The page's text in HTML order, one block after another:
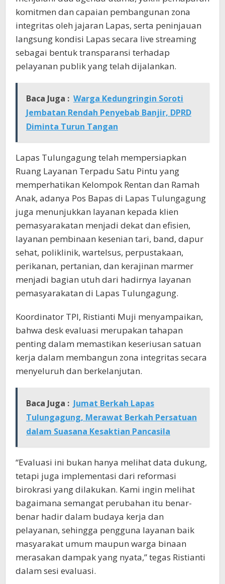
komitmen dan capaian pembangunan zona
integritas oleh jajaran Lapas, serta peninjauan
langsung kondisi Lapas secara live streaming
sebagai bentuk transparansi terhadap
pelayanan publik yang telah dijalankan.
Baca Juga : Warga Kedungringin Soroti
Jembatan Rendah Penyebab Banjir, DPRD
Diminta Turun Tangan
Lapas Tulungagung telah mempersiapkan
Ruang Layanan Terpadu Satu Pintu yang
memperhatikan Kelompok Rentan dan Ramah
Anak, adanya Pos Bapas di Lapas Tulungagung
juga menunjukkan layanan kepada klien
pemasyarakatan menjadi dekat dan efisien,
layanan pembinaan kesenian tari, band, dapur
sehat, poliklinik, wartelsus, perpustakaan,
perikanan, pertanian, dan kerajinan marmer
menjadi bagian utuh dari hadirnya layanan
pemasyarakatan di Lapas Tulungagung.
Koordinator TPI, Ristianti Muji menyampaikan,
bahwa desk evaluasi merupakan tahapan
penting dalam memastikan keseriusan satuan
kerja dalam membangun zona integritas secara
menyeluruh dan berkelanjutan.
Baca Juga : Jumat Berkah Lapas
Tulungagung, Merawat Berkah Persatuan
dalam Suasana Kesaktian Pancasila
“Evaluasi ini bukan hanya melihat data dukung,
tetapi juga implementasi dari reformasi
birokrasi yang dilakukan. Kami ingin melihat
bagaimana semangat perubahan itu benar-
benar hadir dalam budaya kerja dan
pelayanan, sehingga pengguna layanan baik
masyarakat umum maupun warga binaan
merasakan dampak yang nyata,” tegas Ristianti
dalam sesi evaluasi.